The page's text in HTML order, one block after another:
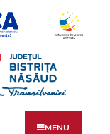
MENU